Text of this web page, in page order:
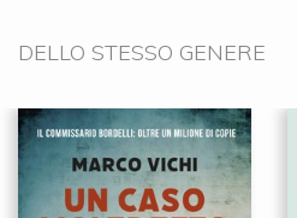
DELLO STESSO GENERE